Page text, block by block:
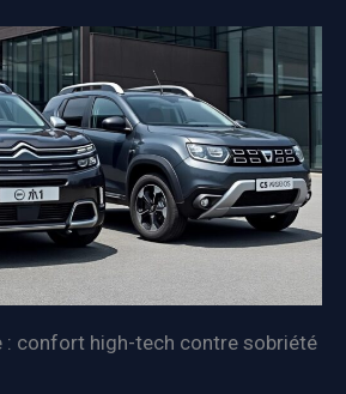
confort high-tech contre sobriété